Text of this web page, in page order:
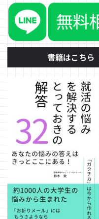
て、サーキットでタイムを競う
します。そんなとき、一番速い
は当然F1カーです。市販されて
る普通車をもってきたところで ...
書籍はこちら